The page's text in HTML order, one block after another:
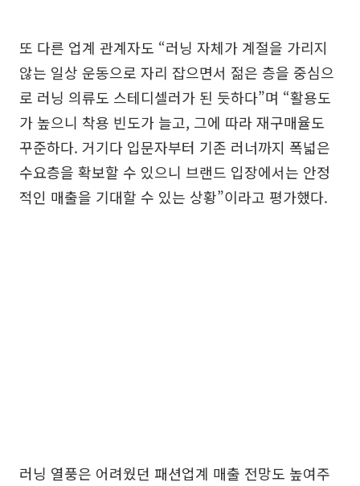
또 다른 업계 관계자도 “러닝 자체가 계절을 가리지
않는 일상 운동으로 자리 잡으면서 젊은 층을 중심으
로 러닝 의류도 스테디셀러가 된 듯하다”며 “활용도
가 높으니 착용 빈도가 늘고, 그에 따라 재구매율도
꾸준하다. 거기다 입문자부터 기존 러너까지 폭넓은
수요층을 확보할 수 있으니 브랜드 입장에서는 안정
적인 매출을 기대할 수 있는 상황”이라고 평가했다.
러닝 열풍은 어려웠던 패션업계 매출 전망도 높여주